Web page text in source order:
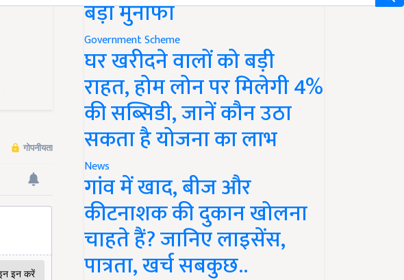
बड़ा मुनाफा
Government Scheme
घर खरीदने वालों को बड़ी
राहत, होम लोन पर मिलेगी 4%
की सब्सिडी, जानें कौन उठा
सकता है योजना का लाभ
News
गांव में खाद, बीज और
कीटनाशक की दुकान खोलना
चाहते हैं? जानिए लाइसेंस,
पात्रता, खर्च सबकुछ..